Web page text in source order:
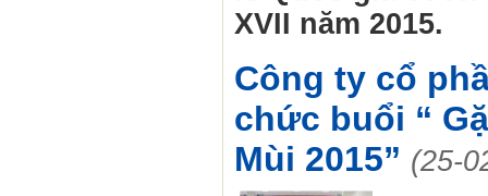
XVII năm 2015.
Công ty cổ
chức buổi “
Mùi 2015” (25-